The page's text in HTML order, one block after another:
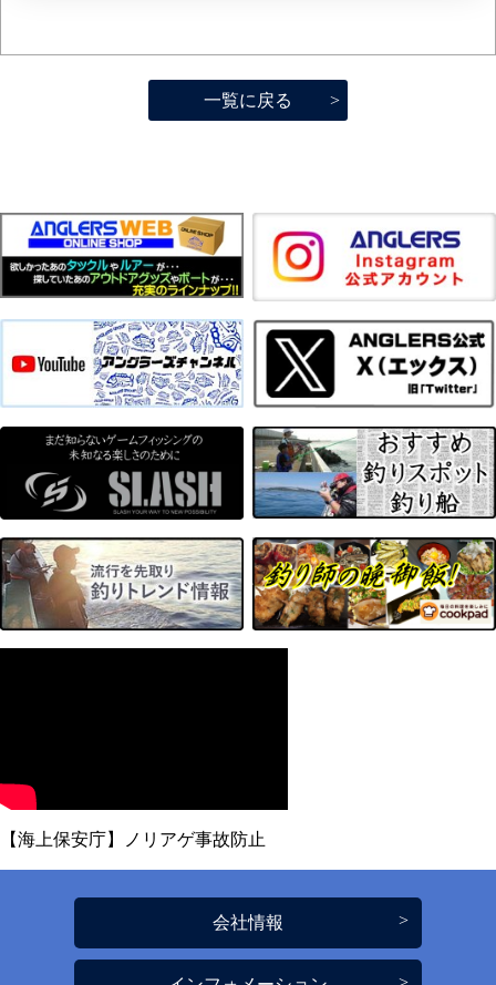
一覧に戻る
【海上保安庁】ノリアゲ事故防止
会社情報